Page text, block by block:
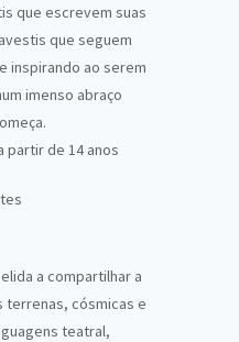
que escrevem suas
que seguem
inspirando ao serem
imenso abraço
partir de 14 anos
a compartilhar a
terrenas, cósmicas e
teatral,